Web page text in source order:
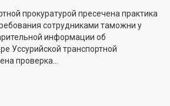
прокуратурой пресечена практика
сотрудниками таможни у
информации об
Уссурийской транспортной
проверка...